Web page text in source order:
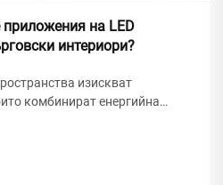
на LED
интериори?
изискват
комбинират енергийна